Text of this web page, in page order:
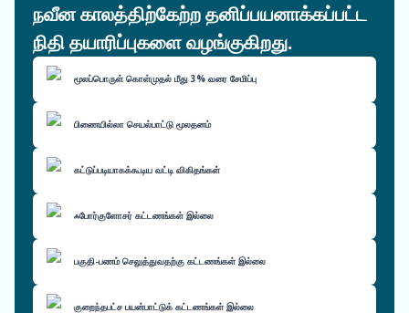
நவீன காலத்திற்கேற்ற தனிப்பயனாக்கப்பட்ட
நிதி தயாரிப்புகளை வழங்குகிறது.
மூலப்பொருள் கொள்முதல் மீது 3% வரை சேமிப்பு
பிணையில்லா செயல்பாட்டு மூலதனம்
கட்டுப்படியாகக்கூடிய வட்டி விகிதங்கள்
ஃபோர்குளோசர் கட்டணங்கள் இல்லை
பகுதி-பணம் செலுத்துவதற்கு கட்டணங்கள் இல்லை
குறைந்தபட்ச பயன்பாட்டுக் கட்டணங்கள் இல்லை